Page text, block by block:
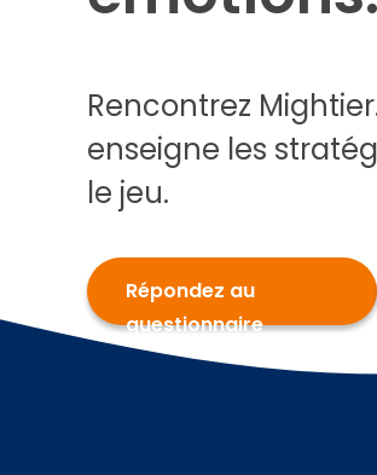
Rencontrez
enseigne les
le jeu.
Répondez au
questionnaire